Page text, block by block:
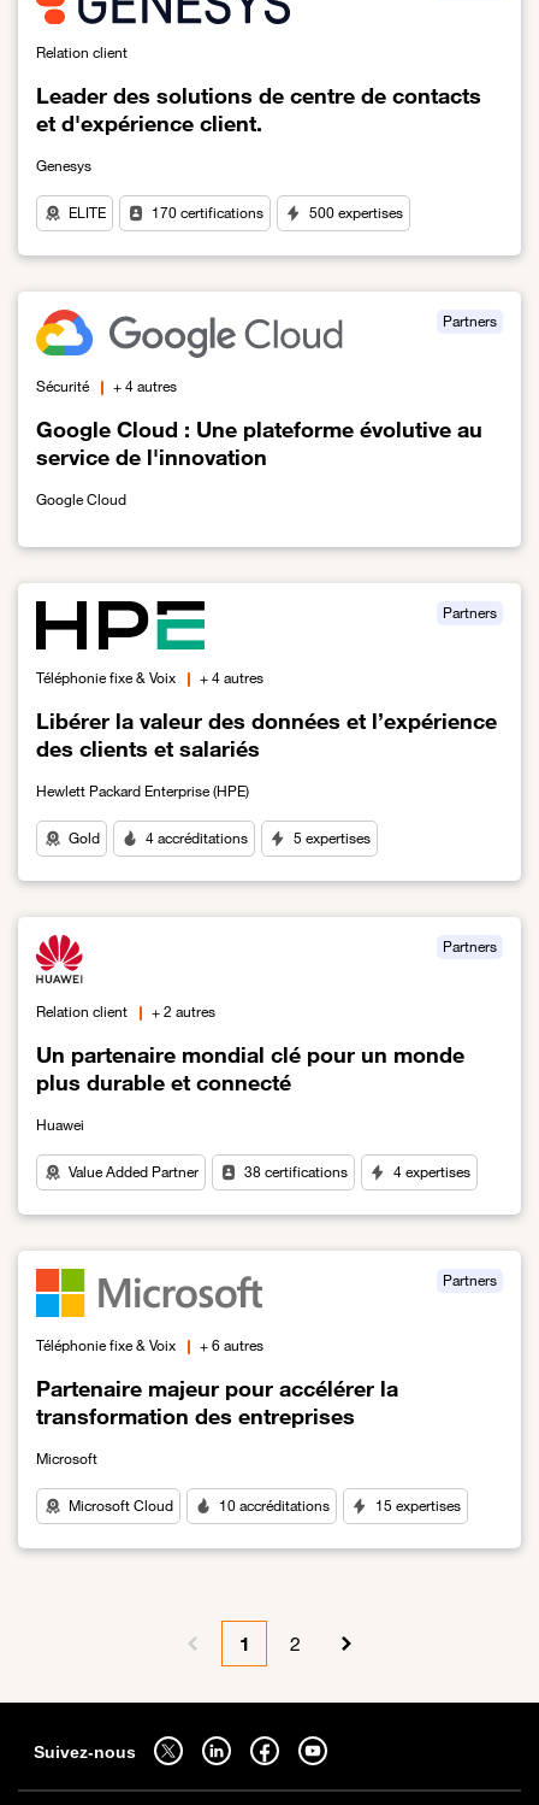
Leader des solutions de centre de contacts
et d'expérience client.
Relation client
Genesys
ELITE 170 certifications 500 expertises
Lien vers Leader des solutions de centre de contacts et
Google Cloud : Une plateforme évolutive au
service de l'innovation
Partners
Sécurité + 4 autres
Google Cloud
Lien vers Google Cloud : Une plateforme évolutive au service de
Libérer la valeur des données et l’expérience
des clients et salariés
Partners
Téléphonie fixe & Voix + 4 autres
Hewlett Packard Enterprise (HPE)
Gold 4 accréditations 5 expertises
Lien vers Libérer la valeur des données et l’expérience des
Un partenaire mondial clé pour un monde
plus durable et connecté
Partners
Relation client + 2 autres
Huawei
Value Added Partner 38 certifications 4 expertises
Lien vers Un partenaire mondial clé pour un monde plus durable
Partenaire majeur pour accélérer la
transformation des entreprises
Partners
Téléphonie fixe & Voix + 6 autres
Microsoft
Microsoft Cloud 10 accréditations 15 expertises
Lien vers Partenaire majeur pour accélérer la transformation des
Page précédente
Page courante
1 Page
2 Page suivante
Suivez-nous
Suivez-nous sur twitter - ouverture dans un nouvel onglet
Suivez-nous sur linkedin - ouverture dans un nouvel onglet
Suivez-nous sur facebook - ouverture dans un
Suivez-nous sur youtube - ouverture dans